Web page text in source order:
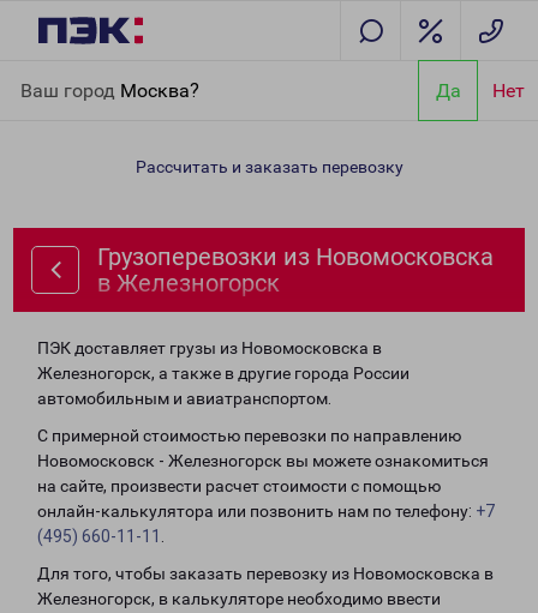
Ваш город Москва? Да Нет
Железногорск
Рассчитать и заказать перевозку
Грузоперевозки из Новомосковска
в Железногорск
ПЭК доставляет грузы из Новомосковска в
Железногорск, а также в другие города России
автомобильным и авиатранспортом.
С примерной стоимостью перевозки по направлению
Новомосковск - Железногорск вы можете ознакомиться
на сайте, произвести расчет стоимости с помощью
онлайн-калькулятора или позвонить нам по телефону: +7
(495) 660-11-11
Для того, чтобы заказать перевозку из Новомосковска в
Железногорск, в калькуляторе необходимо ввести